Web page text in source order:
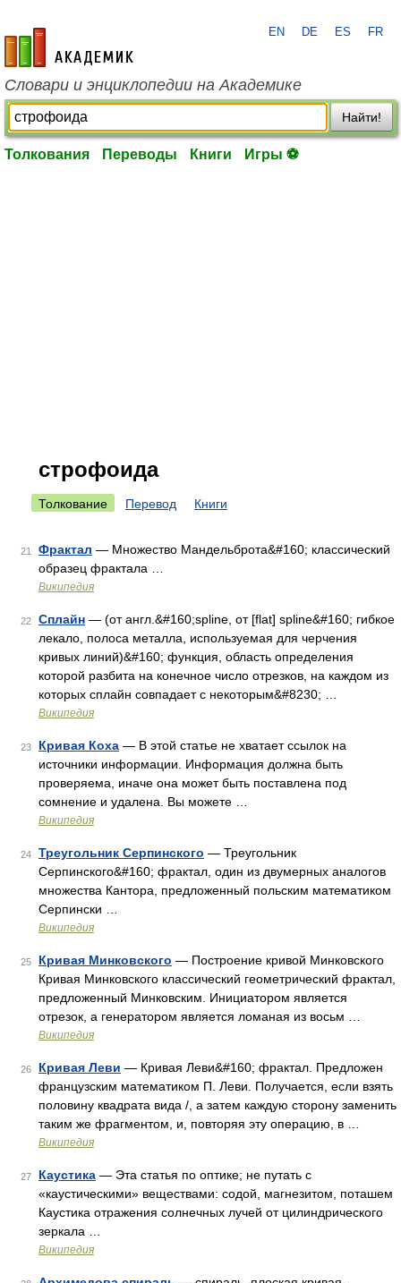
academic.ru
EN DE ES FR
Словари и энциклопедии на Академике
Найти!
Толкования Переводы Книги Игры ⚽
строфоида
Толкование Перевод Книги
21 Фрактал — Множество Мандельброта&#160; классический
образец фрактала …
Википедия
22 Сплайн — (от англ.&#160;spline, от [flat] spline&#160; гибкое
лекало, полоса металла, используемая для черчения
кривых линий)&#160; функция, область определения
которой разбита на конечное число отрезков, на каждом из
которых сплайн совпадает с некоторым&#8230; …
Википедия
23 Кривая Коха — В этой статье не хватает ссылок на
источники информации. Информация должна быть
проверяема, иначе она может быть поставлена под
сомнение и удалена. Вы можете …
Википедия
24 Треугольник Серпинского — Треугольник
Серпинского&#160; фрактал, один из двумерных аналогов
множества Кантора, предложенный польским математиком
Серпински …
Википедия
25 Кривая Минковского — Построение кривой Минковского
Кривая Минковского классический геометрический фрактал,
предложенный Минковским. Инициатором является
отрезок, а генератором является ломаная из восьм …
Википедия
26 Кривая Леви — Кривая Леви&#160; фрактал. Предложен
французским математиком П. Леви. Получается, если взять
половину квадрата вида /, а затем каждую сторону заменить
таким же фрагментом, и, повторяя эту операцию, в …
Википедия
27 Каустика — Эта статья по оптике; не путать с
«каустическими» веществами: содой, магнезитом, поташем
Каустика отражения солнечных лучей от цилиндрического
зеркала …
Википедия